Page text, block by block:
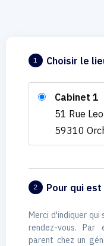
1 Choisir le
Cabinet 1
51 Rue
59310
2 Pour qui
Merci d'indiquer qui
rendez-vous. Par
parent chez un